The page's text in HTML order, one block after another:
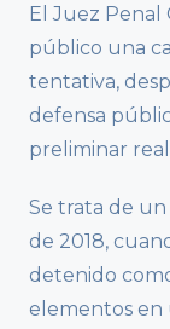
El Juez Penal
público una
tentativa,
defensa
preliminar
Se trata de
de 2018,
detenido
elementos en